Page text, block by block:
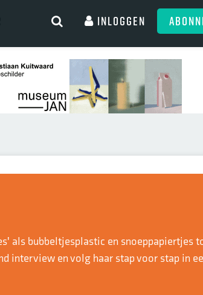
Inloggen
als bubbeltjesplastic en snoeppapiertjes
interview en volg haar stap voor stap in